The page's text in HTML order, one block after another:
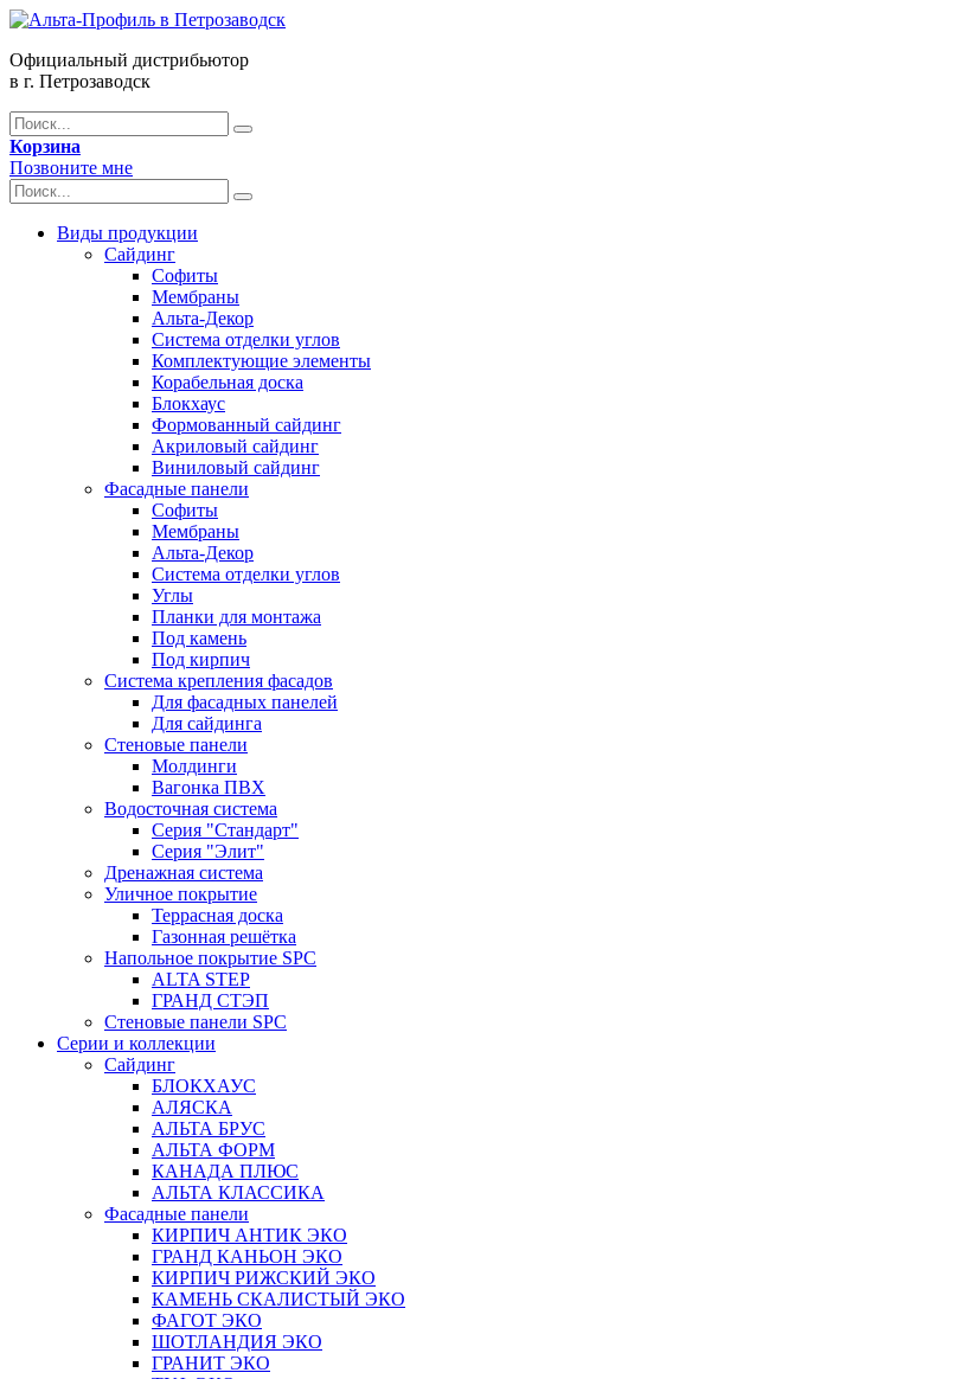
Официальный дистрибьютор
в г. Петрозаводск
Корзина
Позвоните мне
Виды продукции
Сайдинг
Софиты
Мембраны
Альта-Декор
Система отделки углов
Комплектующие элементы
Корабельная доска
Блокхаус
Формованный сайдинг
Акриловый сайдинг
Виниловый сайдинг
Фасадные панели
Софиты
Мембраны
Альта-Декор
Система отделки углов
Углы
Планки для монтажа
Под камень
Под кирпич
Система крепления фасадов
Для фасадных панелей
Для сайдинга
Стеновые панели
Молдинги
Вагонка ПВХ
Водосточная система
Серия "Стандарт"
Серия "Элит"
Дренажная система
Уличное покрытие
Террасная доска
Газонная решётка
Напольное покрытие SPC
ALTA STEP
ГРАНД СТЭП
Стеновые панели SPC
Серии и коллекции
Сайдинг
БЛОКХАУС
АЛЯСКА
АЛЬТА БРУС
АЛЬТА ФОРМ
КАНАДА ПЛЮС
АЛЬТА КЛАССИКА
Фасадные панели
КИРПИЧ АНТИК ЭКО
ГРАНД КАНЬОН ЭКО
КИРПИЧ РИЖСКИЙ ЭКО
КАМЕНЬ СКАЛИСТЫЙ ЭКО
ФАГОТ ЭКО
ШОТЛАНДИЯ ЭКО
ГРАНИТ ЭКО